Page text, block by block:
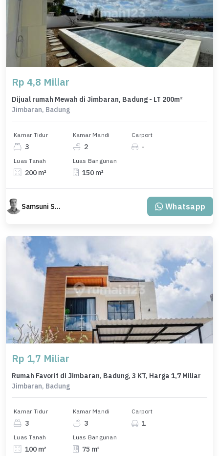
Rp 4,8 Miliar
Dijual rumah Mewah di Jimbaran, Badung - LT 200m²
Jimbaran, Badung
Kamar Tidur
3
Kamar Mandi
2
Carport
-
Luas Tanah
200 m²
Luas Bangunan
150 m²
Samsuni Samsuni Whatsapp
Rp 1,7 Miliar
Rumah Favorit di Jimbaran, Badung, 3 KT, Harga 1,7 Miliar
Jimbaran, Badung
Kamar Tidur
3
Kamar Mandi
3
Carport
1
Luas Tanah
100 m²
Luas Bangunan
75 m²